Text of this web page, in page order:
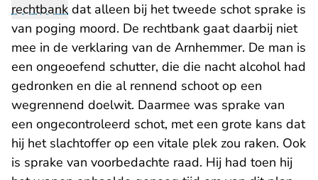
rechtbank dat alleen bij het tweede schot sprake is
van poging moord. De rechtbank gaat daarbij niet
mee in de verklaring van de Arnhemmer. De man is
een ongeoefend schutter, die die nacht alcohol had
gedronken en die al rennend schoot op een
wegrennend doelwit. Daarmee was sprake van
een ongecontroleerd schot, met een grote kans dat
hij het slachtoffer op een vitale plek zou raken. Ook
is sprake van voorbedachte raad. Hij had toen hij